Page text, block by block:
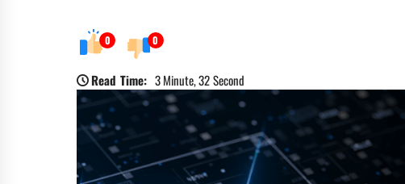
0 0
Read Time: 3 Minute, 32 Second